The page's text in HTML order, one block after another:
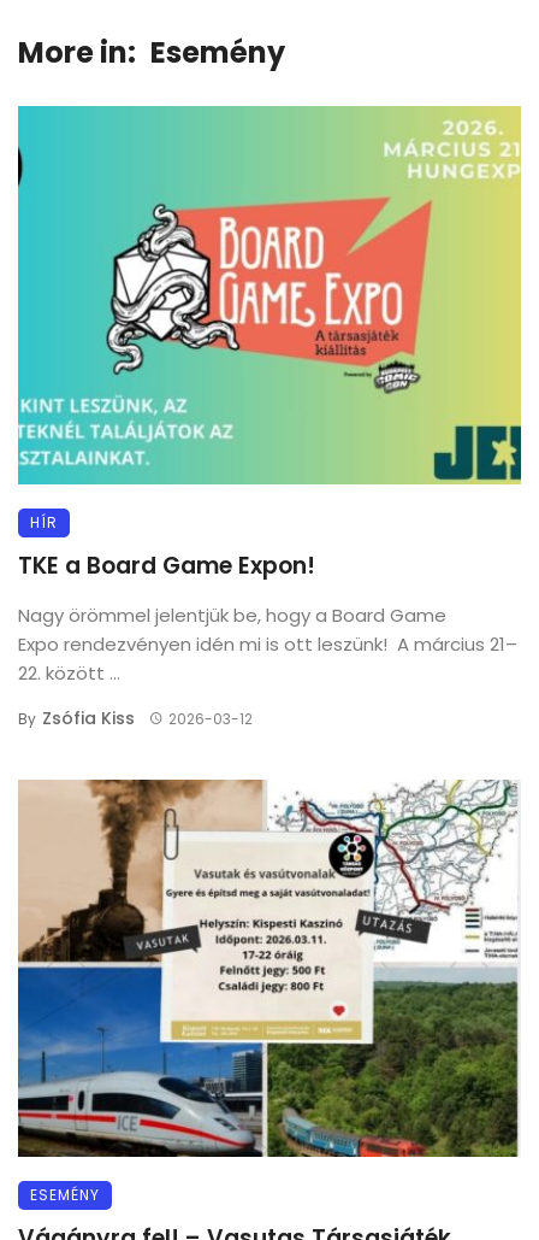
More in: Esemény
HÍR
TKE a Board Game Expon!
Nagy örömmel jelentjük be, hogy a Board Game
Expo rendezvényen idén mi is ott leszünk! A március 21–
22. között ...
By Zsófia Kiss 2026-03-12
ESEMÉNY